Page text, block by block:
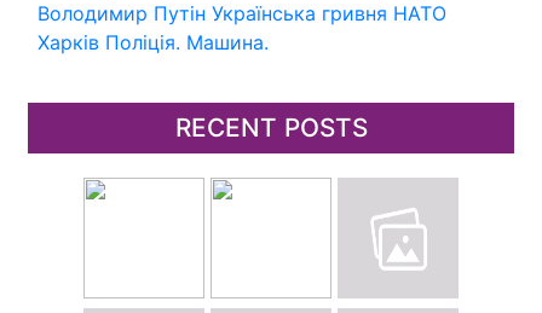
Володимир Путін Українська гривня НАТО
Харків Поліція. Машина.
RECENT POSTS